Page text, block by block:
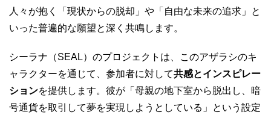
人々が抱く「現状からの脱却」や「自由な未来の追求」と
いった普遍的な願望と深く共鳴します。
シーラナ（SEAL）のプロジェクトは、このアザラシのキ
ャラクターを通じて、参加者に対して共感とインスピレー
ションを提供します。彼が「母親の地下室から脱出し、暗
号通貨を取引して夢を実現しようとしている」という設定